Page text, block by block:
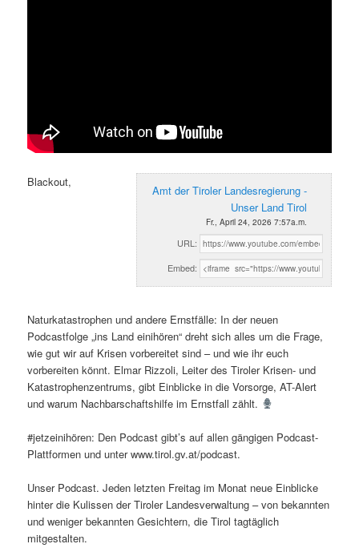
Amt der Tiroler Landesregierung -
Unser Land Tirol
Fr., April 24, 2026 7:57a.m.
URL:
Embed:
Blackout,
Naturkatastrophen und andere Ernstfälle: In der neuen
Podcastfolge „ins Land einihören“ dreht sich alles um die Frage,
wie gut wir auf Krisen vorbereitet sind – und wie ihr euch
vorbereiten könnt. Elmar Rizzoli, Leiter des Tiroler Krisen- und
Katastrophenzentrums, gibt Einblicke in die Vorsorge, AT-Alert
und warum Nachbarschaftshilfe im Ernstfall zählt.
#jetzeinihören: Den Podcast gibt’s auf allen gängigen Podcast-
Plattformen und unter www.tirol.gv.at/podcast.
Unser Podcast. Jeden letzten Freitag im Monat neue Einblicke
hinter die Kulissen der Tiroler Landesverwaltung – von bekannten
und weniger bekannten Gesichtern, die Tirol tagtäglich
mitgestalten.